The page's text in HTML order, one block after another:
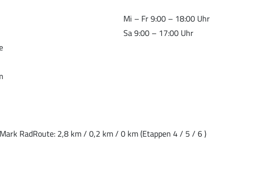
Mi – Fr 9:00 – 18:00 Uhr
Sa 9:00 – 17:00 Uhr
RadRoute: 2,8 km / 0,2 km / 0 km (Etappen 4 / 5 / 6 )